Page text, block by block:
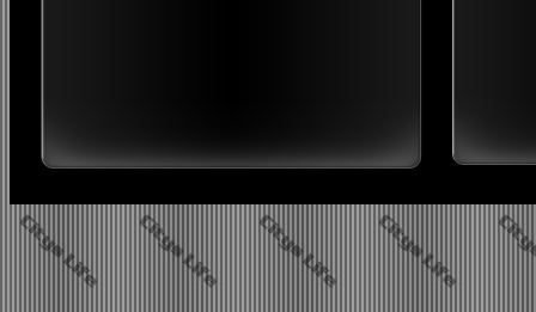
10.08.2026 - 06:20
Waysti hat WernerG geknubbelt.